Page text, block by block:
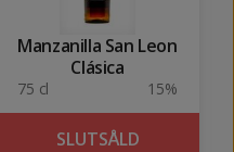
Manzanilla San Leon
Clásica
75 cl 15%
SLUTSÅLD